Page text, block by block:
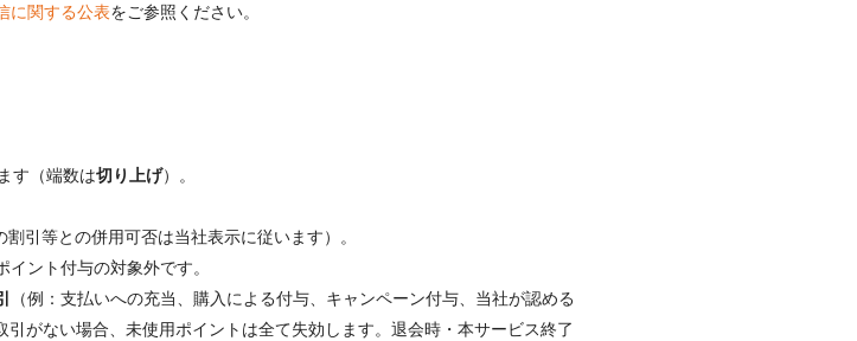
に関する公表をご参照ください。
す（端数は切り上げ）。
引等との併用可否は当社表示に従います）。
ント付与の対象外です。
（例：支払いへの充当、購入による付与、キャンペーン付与、当社が認める
引がない場合、未使用ポイントは全て失効します。退会時・本サービス終了